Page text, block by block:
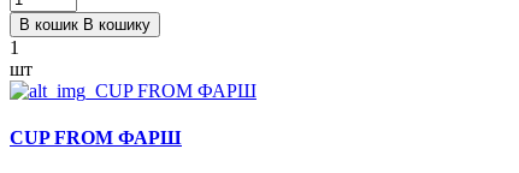
В кошик В кошику
1
шт
CUP FROM ФАРШ